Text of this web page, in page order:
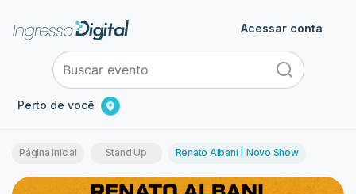
Perto de você
Acessar conta
Página inicial Stand Up Renato Albani | Novo Show